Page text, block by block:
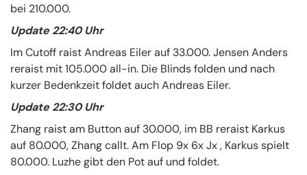
bei 210.000.
Update 22:40 Uhr
Im Cutoff raist Andreas Eiler auf 33.000. Jensen Anders
reraist mit 105.000 all-in. Die Blinds folden und nach
kurzer Bedenkzeit foldet auch Andreas Eiler.
Update 22:30 Uhr
Zhang raist am Button auf 30.000, im BB reraist Karkus
auf 80.000, Zhang callt. Am Flop 9x 6x Jx , Karkus spielt
80.000. Luzhe gibt den Pot auf und foldet.